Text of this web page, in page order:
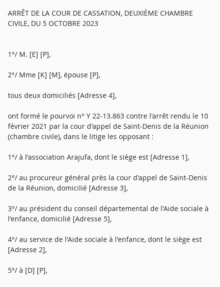
ARRÊT DE LA COUR DE CASSATION, DEUXIÈME CHAMBRE
CIVILE, DU 5 OCTOBRE 2023
1°/ M. [E] [P],
2°/ Mme [K] [M], épouse [P],
tous deux domiciliés [Adresse 4],
ont formé le pourvoi n° Y 22-13.863 contre l'arrêt rendu le 10
février 2021 par la cour d'appel de Saint-Denis de la Réunion
(chambre civile), dans le litige les opposant :
1°/ à l'association Arajufa, dont le siège est [Adresse 1],
2°/ au procureur général près la cour d'appel de Saint-Denis
de la Réunion, domicilié [Adresse 3],
3°/ au président du conseil départemental de l'Aide sociale à
l'enfance, domicilié [Adresse 5],
4°/ au service de l'Aide sociale à l'enfance, dont le siège est
[Adresse 2],
5°/ à [D] [P],